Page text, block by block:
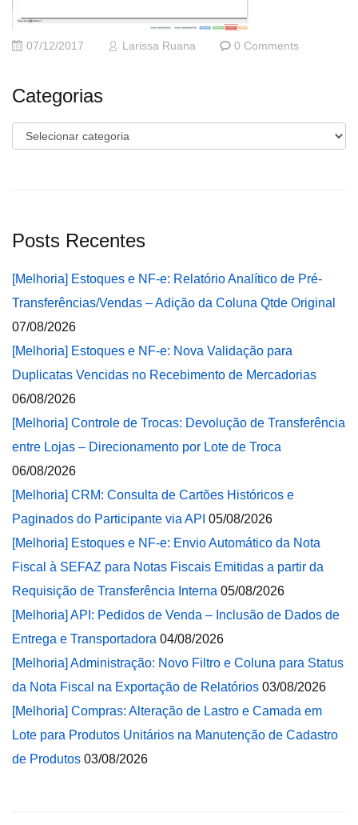
07/12/2017 Larissa Ruana 0 Comments
Categorias
Categorias
Posts Recentes
[Melhoria] Estoques e NF-e: Relatório Analítico de Pré-
Transferências/Vendas – Adição da Coluna Qtde Original
07/08/2026
[Melhoria] Estoques e NF-e: Nova Validação para
Duplicatas Vencidas no Recebimento de Mercadorias
06/08/2026
[Melhoria] Controle de Trocas: Devolução de Transferência
entre Lojas – Direcionamento por Lote de Troca
06/08/2026
[Melhoria] CRM: Consulta de Cartões Históricos e
Paginados do Participante via API 05/08/2026
[Melhoria] Estoques e NF-e: Envio Automático da Nota
Fiscal à SEFAZ para Notas Fiscais Emitidas a partir da
Requisição de Transferência Interna 05/08/2026
[Melhoria] API: Pedidos de Venda – Inclusão de Dados de
Entrega e Transportadora 04/08/2026
[Melhoria] Administração: Novo Filtro e Coluna para Status
da Nota Fiscal na Exportação de Relatórios 03/08/2026
[Melhoria] Compras: Alteração de Lastro e Camada em
Lote para Produtos Unitários na Manutenção de Cadastro
de Produtos 03/08/2026